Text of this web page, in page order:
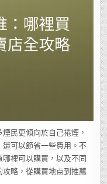
裡
買？
口
味
推
薦
民更傾向於自己捲煙，
可以節省一些費用。不
裡可以購買，以及不同
略，從購買地点到推薦